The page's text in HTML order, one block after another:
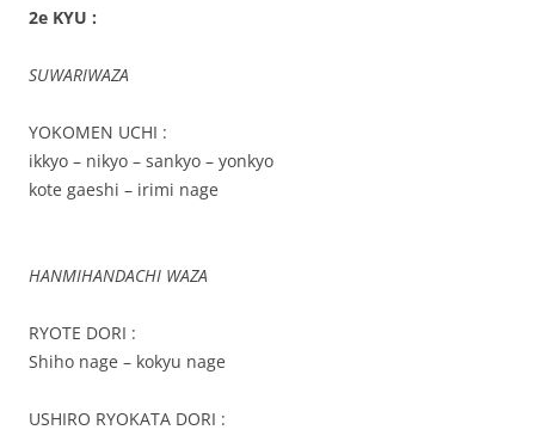
2e KYU :
SUWARIWAZA
YOKOMEN UCHI :
ikkyo – nikyo – sankyo – yonkyo
kote gaeshi – irimi nage
HANMIHANDACHI WAZA
RYOTE DORI :
Shiho nage – kokyu nage
USHIRO RYOKATA DORI :